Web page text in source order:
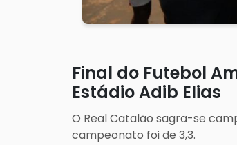
Final do Futebol
Estádio Adib Elias
O Real Catalão sagra-se
campeonato foi de 3,3.